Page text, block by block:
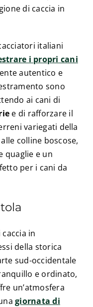
di caccia in
italiani
i propri cani
autentico e
sono
ai cani di
e di rafforzare il
variegati della
colline boscose,
quaglie e un
per i cani da
in
della storica
sud-occidentale
e ordinato,
un’atmosfera
giornata di